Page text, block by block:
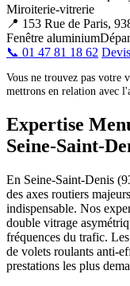
Miroiterie-vitrerie
📍 153 Rue de Paris,
Fenêtre aluminium
📞 01 47 81 18 62
Vous ne trouvez pas votre
mettrons en relation avec
Expertise
Seine-Saint-
En Seine-Saint-Denis
des axes routiers
indispensable. Nos
double vitrage
fréquences du trafic.
de volets roulants anti-
prestations les plus